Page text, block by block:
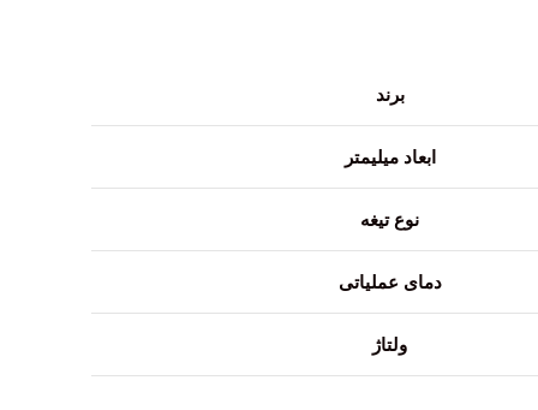
برند
ابعاد میلیمتر
نوع تیغه
دمای عملیاتی
ولتاژ